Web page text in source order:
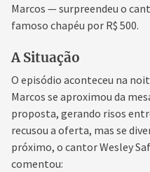
Marcos — surpreendeu o
famoso chapéu por R$ 500.
A Situação
O episódio aconteceu na
Marcos se aproximou da
proposta, gerando risos
recusou a oferta, mas se
próximo, o cantor Wesley
comentou: